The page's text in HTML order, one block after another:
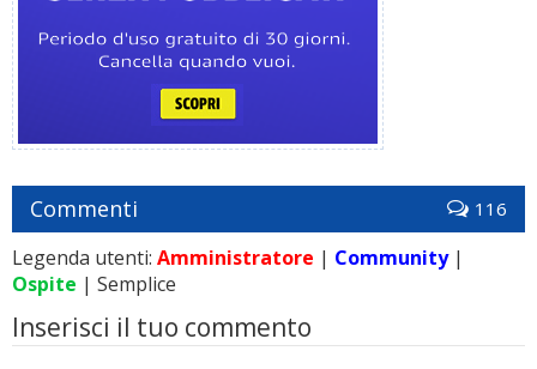
Commenti 116
Legenda utenti: Amministratore | Community|
Ospite | Semplice
Inserisci il tuo commento